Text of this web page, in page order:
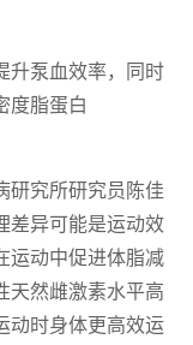
升泵血效率，同时
度脂蛋白
研究所研究员陈佳
差异可能是运动效
运动中促进体脂减
天然雌激素水平高
动时身体更高效运